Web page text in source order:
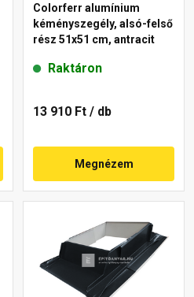
Colorferr alumínium
kéményszegély, alsó-felső
rész 51x51 cm, antracit
Raktáron
13 910 Ft / db
Megnézem